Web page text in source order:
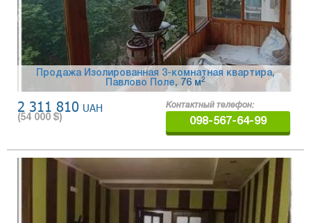
Продажа Изолированная 3-комнатная квартира,
Павлово Поле, 76 м 2
2 311 810 UAH
(54 000 $)
Контактный телефон:
098-567-64-99